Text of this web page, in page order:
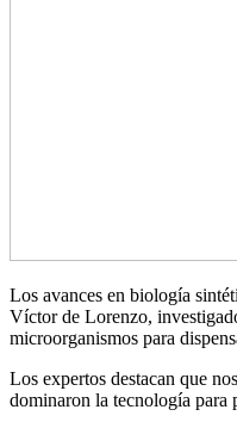
Los avances en biología
Víctor de Lorenzo,
microorganismos para
Los expertos destacan que
dominaron la tecnología para